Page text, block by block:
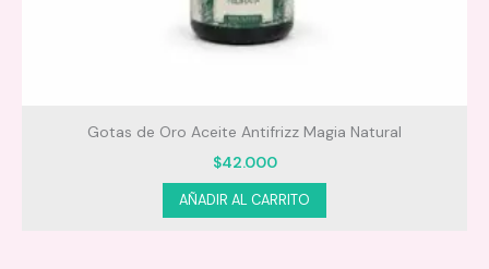
Gotas de Oro Aceite Antifrizz Magia Natural
$42.000
AÑADIR AL CARRITO